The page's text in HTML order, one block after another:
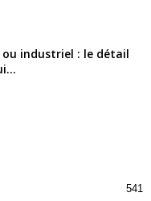
industriel : le détail
541